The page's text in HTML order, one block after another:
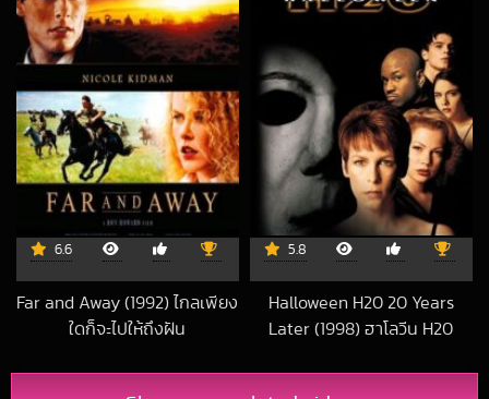
6.6
Far and Away (1992) ไกลเพียง
ใดก็จะไปให้ถึงฝัน
5.8
Halloween H20 20 Years
Later (1998) ฮาโลวีน H20